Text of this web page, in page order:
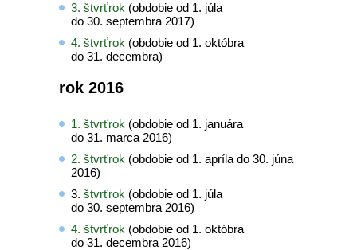
3. štvrťrok (obdobie od 1. júla
do 30. septembra 2017)
4. štvrťrok (obdobie od 1. októbra
do 31. decembra)
rok 2016
1. štvrťrok (obdobie od 1. januára
do 31. marca 2016)
2. štvrťrok (obdobie od 1. apríla do 30. júna
2016)
3. štvrťrok (obdobie od 1. júla
do 30. septembra 2016)
4. štvrťrok (obdobie od 1. októbra
do 31. decembra 2016)